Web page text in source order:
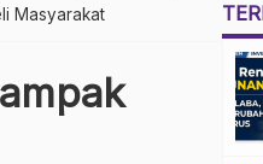
Masyarakat